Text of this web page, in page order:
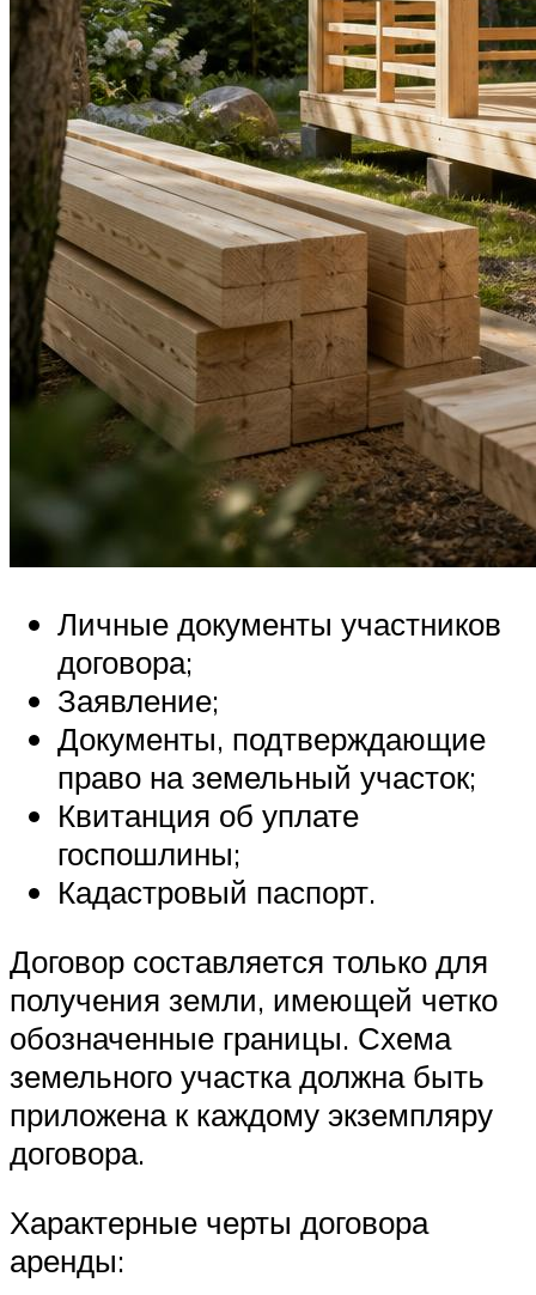
Личные документы участников
договора;
Заявление;
Документы, подтверждающие
право на земельный участок;
Квитанция об уплате
госпошлины;
Кадастровый паспорт.
Договор составляется только для
получения земли, имеющей четко
обозначенные границы. Схема
земельного участка должна быть
приложена к каждому экземпляру
договора.
Характерные черты договора
аренды: